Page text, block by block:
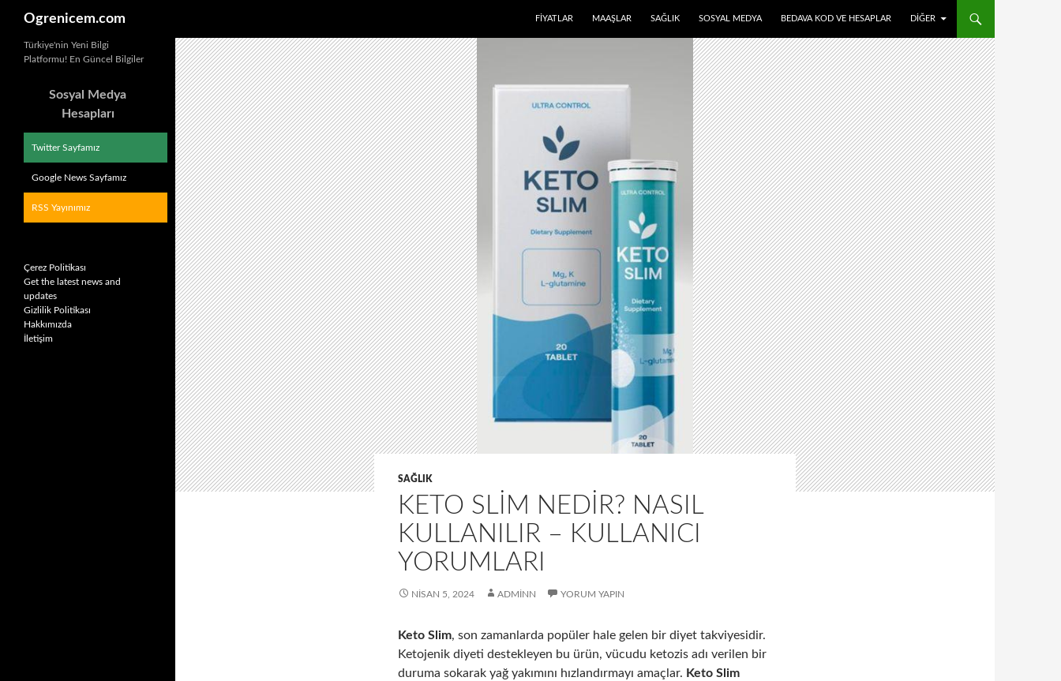
İçeriğe
Ogrenicem.com FIYATLAR MAAŞLAR SAĞLIK SOSYAL MEDYA BEDAVA KOD VE HESAPLAR DIĞER
SAĞLIK
KETO SLIM NEDIR? NASIL
KULLANILIR – KULLANICI
YORUMLARI
NISAN 5, 2024 ADMINN YORUM YAPIN
Keto Slim, son zamanlarda popüler hale gelen bir diyet takviyesidir.
Ketojenik diyeti destekleyen bu ürün, vücudu ketozis adı verilen bir
duruma sokarak yağ yakımını hızlandırmayı amaçlar. Keto Slim
Türkiye'nin Yeni Bilgi
Platformu! En Güncel Bilgiler
Sosyal Medya
Hesapları
Twitter Sayfamız
Google News Sayfamız
RSS Yayınımız
Çerez Politikası
Get the latest news and
updates
Gizlilik Politikası
Hakkımızda
İletişim